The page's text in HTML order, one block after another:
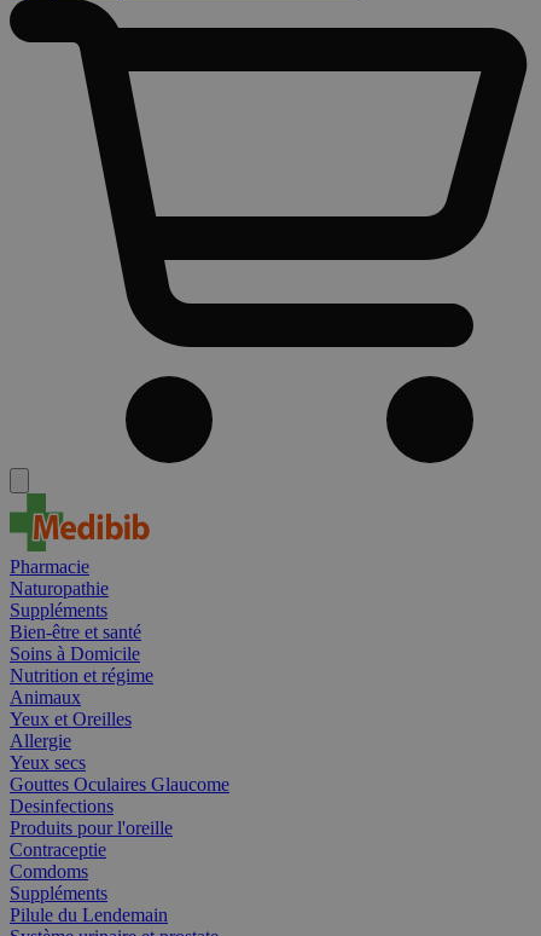
Pharmacie
Naturopathie
Suppléments
Bien-être et santé
Soins à Domicile
Nutrition et régime
Animaux
Yeux et Oreilles
Allergie
Yeux secs
Gouttes Oculaires Glaucome
Desinfections
Produits pour l'oreille
Contraceptie
Comdoms
Suppléments
Pilule du Lendemain